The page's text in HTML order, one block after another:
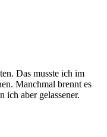
Das musste ich im
Manchmal brennt es
aber gelassener.